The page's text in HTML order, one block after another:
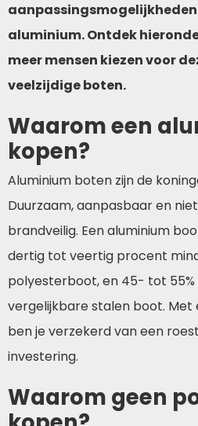
aluminium. Ontdek
meer mensen kiezen voor
veelzijdige boten.
Waarom een
kopen?
Aluminium boten zijn de
Duurzaam, aanpasbaar en
brandveilig. Een aluminium
dertig tot veertig procent
polyesterboot, en 45- tot
vergelijkbare stalen boot. Met
ben je verzekerd van een
investering.
Waarom geen